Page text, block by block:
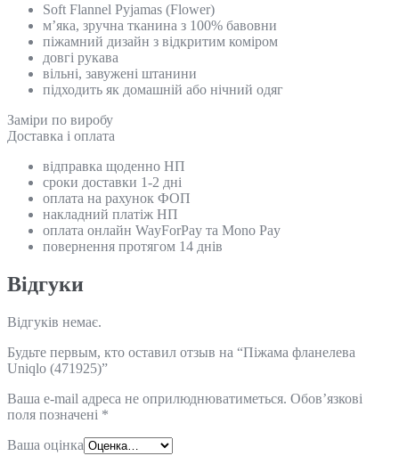
Soft Flannel Pyjamas (Flower)
м’яка, зручна тканина з 100% бавовни
піжамний дизайн з відкритим коміром
довгі рукава
вільні, завужені штанини
підходить як домашній або нічний одяг
Замiри по виробу
Доставка і оплата
відправка щоденно НП
сроки доставки 1-2 дні
оплата на рахунок ФОП
накладний платіж НП
оплата онлайн WayForPay та Mono Pay
повернення протягом 14 днів
Відгуки
Відгуків немає.
Будьте первым, кто оставил отзыв на “Піжама фланелева
Uniqlo (471925)”
Ваша e-mail адреса не оприлюднюватиметься. Обов’язкові
поля позначені *
Ваша оцінка